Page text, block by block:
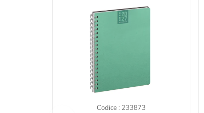
Codice : 233873